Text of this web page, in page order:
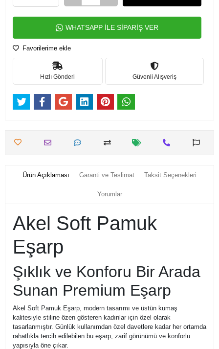
WHATSAPP İLE SİPARİŞ VER
Favorilerime ekle
Hızlı Gönderi Güvenli Alışveriş
Ürün Açıklaması Garanti ve Teslimat Taksit Seçenekleri
Yorumlar
Akel Soft Pamuk
Eşarp
Şıklık ve Konforu Bir Arada
Sunan Premium Eşarp
Akel Soft Pamuk Eşarp, modern tasarımı ve üstün kumaş
kalitesiyle stiline özen gösteren kadınlar için özel olarak
tasarlanmıştır. Günlük kullanımdan özel davetlere kadar her ortamda
rahatlıkla tercih edilebilen bu eşarp, zarif görünümü ve konforlu
yapısıyla öne çıkar.